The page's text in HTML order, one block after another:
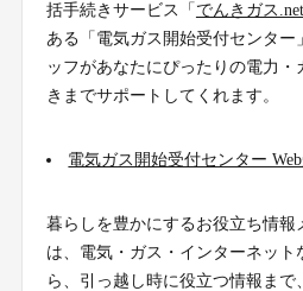
括手続きサービス「 でんきガス.net
ある「電気ガス開始受付センター
ッフがあなたにぴったりの電力
きまでサポートしてくれます。
電気ガス開始受付センター
暮らしを豊かにするお役立ち情報
は、電気・ガス・インターネット
ら、引っ越し時に役立つ情報まで